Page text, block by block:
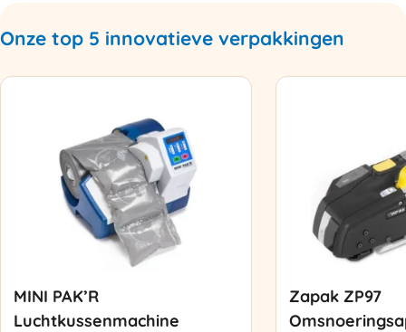
Onze top 5 innovatieve verpakkingen
MINI PAK’R
Luchtkussenmachine
Zapak ZP97